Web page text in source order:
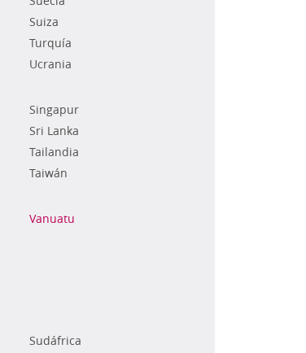
Suiza
Turquía
Ucrania
Singapur
Sri Lanka
Tailandia
Taiwán
Vanuatu
Sudáfrica